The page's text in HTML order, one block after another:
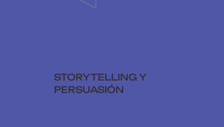
STORYTELLING Y
PERSUASIÓN